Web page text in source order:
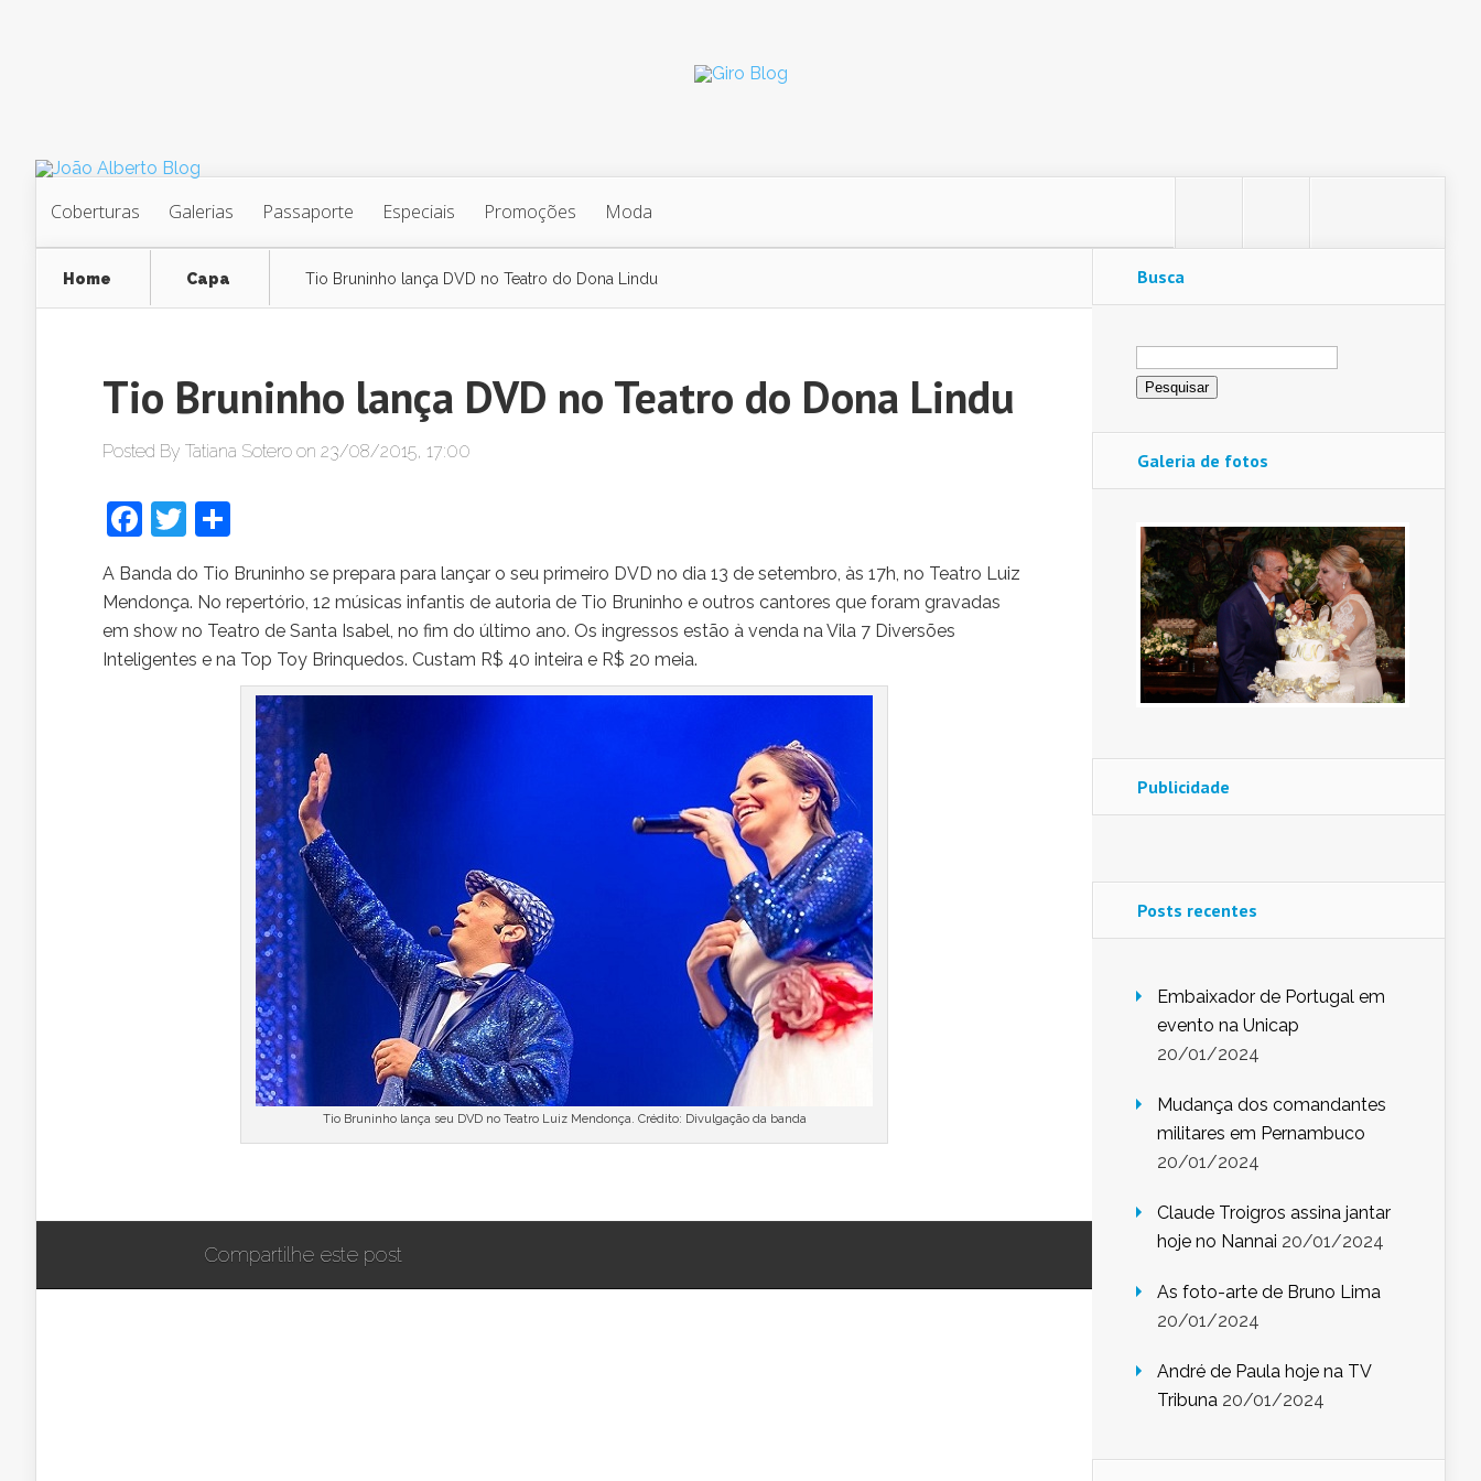
Coberturas Galerias Passaporte Especiais Promoções Moda
Home Capa Tio Bruninho lança DVD no Teatro do Dona Lindu
Tio Bruninho lança DVD no Teatro do Dona Lindu
Posted By Tatiana Sotero on 23/08/2015, 17:00
Facebook
Twitter
A Banda do Tio Bruninho se prepara para lançar o seu primeiro DVD no dia 13 de setembro, às 17h, no Teatro Luiz
Mendonça. No repertório, 12 músicas infantis de autoria de Tio Bruninho e outros cantores que foram gravadas
em show no Teatro de Santa Isabel, no fim do último ano. Os ingressos estão à venda na Vila 7 Diversões
Inteligentes e na Top Toy Brinquedos. Custam R$ 40 inteira e R$ 20 meia.
Tio Bruninho lança seu DVD no Teatro Luiz Mendonça. Crédito: Divulgação da banda
Compartilhe este post
Busca
Pesquisar
por:
Galeria de fotos
Publicidade
Posts recentes
Embaixador de Portugal em
evento na Unicap
20/01/2024
Mudança dos comandantes
militares em Pernambuco
20/01/2024
Claude Troigros assina jantar
hoje no Nannai 20/01/2024
As foto-arte de Bruno Lima
20/01/2024
André de Paula hoje na TV
Tribuna 20/01/2024